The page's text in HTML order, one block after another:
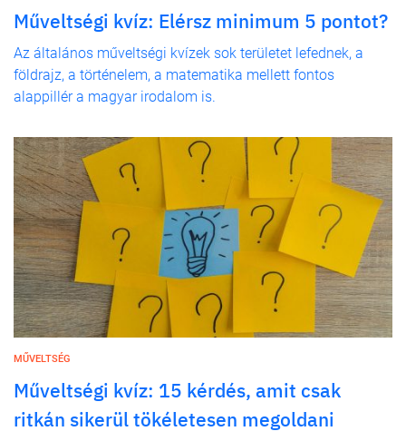
Műveltségi kvíz: Elérsz minimum 5 pontot?
Az általános műveltségi kvízek sok területet lefednek, a
földrajz, a történelem, a matematika mellett fontos
alappillér a magyar irodalom is.
MŰVELTSÉG
Műveltségi kvíz: 15 kérdés, amit csak
ritkán sikerül tökéletesen megoldani